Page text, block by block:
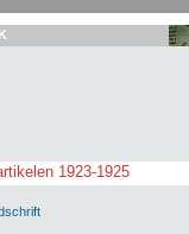
1923-1925